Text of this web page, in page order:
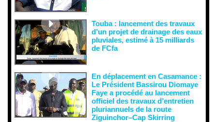
Touba : lancement des travaux
d’un projet de drainage des eaux
pluviales, estimé à 15 milliards
de FCfa ‎
En déplacement en Casamance :
Le Président Bassirou Diomaye
Faye a procédé au lancement
officiel des travaux d’entretien
pluriannuels de la route
Ziguinchor–Cap Skirring